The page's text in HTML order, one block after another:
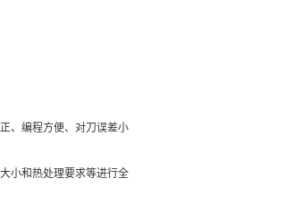
、编程方便、对刀误差小
小和热处理要求等进行全